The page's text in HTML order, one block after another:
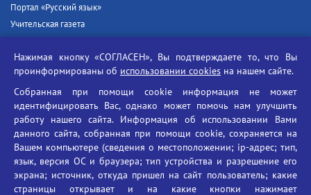
Портал «Русский язык»
Учительская газета
Единый портал государственных услуг
Противодействие угрозам информационной безопасности
Социальные ролики - Генеральная прокуратура РФ
Противодействие коррупции
БГУ против наркотиков
Брянский государственный университет
имени академика И.Г. Петровского
Нажимая кнопку «СОГЛАСЕН», Вы подтверждаете то, что Вы
проинформированы об использовании cookies на нашем сайте.
Собранная при помощи cookie информация не может
идентифицировать Вас, однако может помочь нам улучшить
работу нашего сайта. Информация об использовании Вами
данного сайта, собранная при помощи cookie, сохраняется на
Вашем компьютере (сведения о местоположении; ip-адрес; тип,
язык, версия ОС и браузера; тип устройства и разрешение его
экрана; источник, откуда пришел на сайт пользователь; какие
страницы открывает и на какие кнопки нажимает